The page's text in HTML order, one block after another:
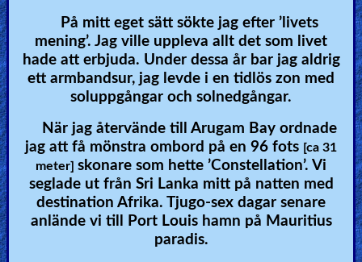
På mitt eget sätt sökte jag efter ’livets
mening’. Jag ville uppleva allt det som livet
hade att erbjuda. Under dessa år bar jag aldrig
ett armbandsur, jag levde i en tidlös zon med
soluppgångar och solnedgångar.
När jag återvände till Arugam Bay ordnade
jag att få mönstra ombord på en 96 fots [ca 31
meter] skonare som hette ’Constellation’. Vi
seglade ut från Sri Lanka mitt på natten med
destination Afrika. Tjugo-sex dagar senare
anlände vi till Port Louis hamn på Mauritius
paradis.